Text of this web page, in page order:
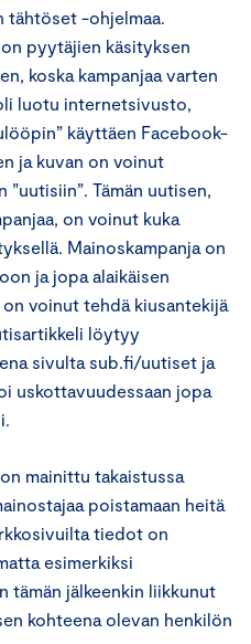
tähtöset -ohjelmaa.
pyytäjien käsityksen
koska kampanjaa varten
luotu internetsivusto,
käyttäen Facebook-
ja kuvan on voinut
Tämän uutisen,
on voinut kuka
Mainoskampanja on
ja jopa alaikäisen
voinut tehdä kiusantekijä
löytyy
sivulta sub.fi/uutiset ja
uskottavuudessaan jopa
mainittu takaistussa
poistamaan heitä
tiedot on
esimerkiksi
tämän jälkeenkin liikkunut
kohteena olevan henkilön